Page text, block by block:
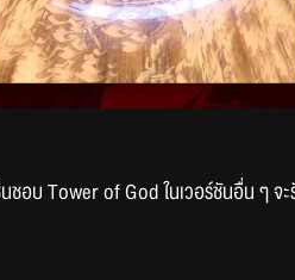
อบ Tower of God ในเวอร์ชันอื่น ๆ จ